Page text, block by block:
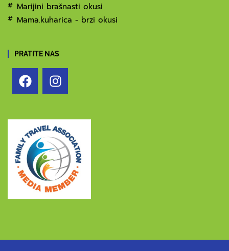
Marijini brašnasti okusi
Mama.kuharica - brzi okusi
PRATITE NAS